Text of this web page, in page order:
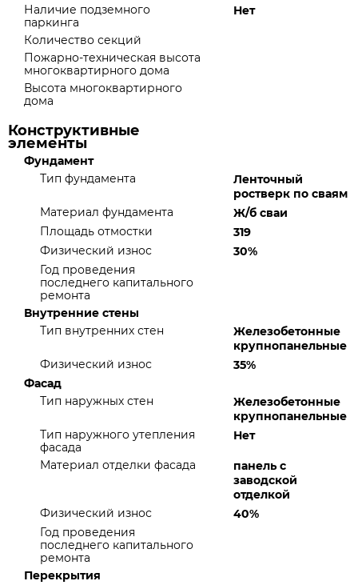
Наличие подземного
паркинга
Нет
Количество секций
Пожарно-техническая высота
многоквартирного дома
Высота многоквартирного
дома
Конструктивные
элементы
Фундамент
Тип фундамента
Ленточный
ростверк по сваям
Материал фундамента
Ж/б сваи
Площадь отмостки
319
Физический износ
30%
Год проведения
последнего капитального
ремонта
Внутренние стены
Тип внутренних стен
Железобетонные
крупнопанельные
Физический износ
35%
Фасад
Тип наружных стен
Железобетонные
крупнопанельные
Тип наружного утепления
фасада
Нет
Материал отделки фасада
панель с
заводской
отделкой
Физический износ
40%
Год проведения
последнего капитального
ремонта
Перекрытия